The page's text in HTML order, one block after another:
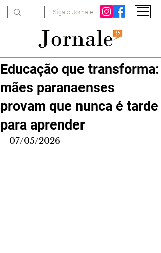
Siga o Jornale
Educação que transforma:
mães paranaenses
provam que nunca é tarde
para aprender
07/05/2026